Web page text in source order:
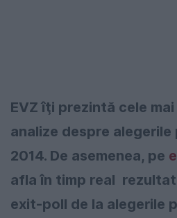
EVZ îţi prezintă cele
analize despre
2014. De asemenea, pe
afla în timp real
exit-poll de la alegerile